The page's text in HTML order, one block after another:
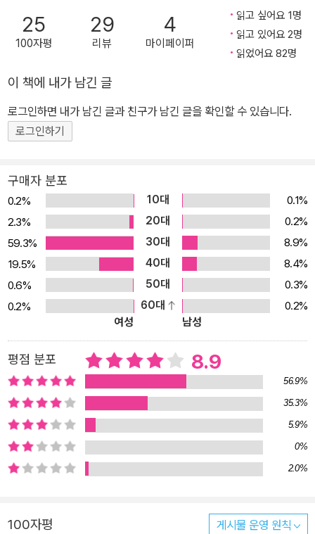
뮤니케이션을 가능케해주는 그것이다. 그 중에서도 아이들이 좋아하
는 그림책에는 몇 가지 종류가 있다. 어른들이 보기에는 무질서해 보
이고 혼란스러워 보일 정도의 복잡한 그림책이 그런 종류 중에 하나
그래서 복잡한 찾기 그림책에 열광할 수 있는지 모른다. 다양한 요소
를 갖춘 이야기와 찾기가 어울어진 그림책 그런 의미에서 <보물찾기
대모험>은 어린이들이 좋아할 수 있는 그림책의 요소를 골고루 갖춘
수작이다. 이야기의 구조는 매우 단조롭다. 주인공은 어린이들에게
어나가는 즉흥적인 이야기는 어렵지 않은 줄거리를 갖는다. 이야기의
소재는 보물찾기이다. 숨바꼭질 놀이중에 우연히 발견한 할아버지의
보물지도를 따라 모험에 나선다. 무언가 조작하고 만들기를 좋아하는
어린이들의 성향에 맞게 직접 비행기를 만들어 모험에 나선다는 설정
도 재미있다. 보물찾기 과정에서는 길찾기, 숨은 그림 찾기의 단초들
이 그림 곳곳에서 눈에 띈다. 주된 줄거리는 하나지만 책장을 하나 하
나 넘기면서 여러가지 숨겨진 캐릭터와 이야기를 만날 수 있다. 하지
만 이야기 속 문장에서 중간중간 던져주는 질문과 숙제는 생각처럼
쉽지는 않다. 관찰력이 요구된다. 보물찾기 이야기 속에서 숨은 그림
찾기의 묘미를 느낄 수 있다. 이 책이 주는 또 하나의 재미는 그림 속
에서 수도 없이 많은 문장을 만들 수 있다는 것이다. 세 동물 친구가
펼치는 보물찾기 이야기 말고도 숨은 이야기가 많다. 때로는 간단한
문장이 될 수도 있고, 줄거리가 있는 이야기도 만들어 낼 수 있다. 창
의력이 요구된다. 관찰력과 창의력이 필요한, 또는 책장을 넘기면서
자연스럽게 관찰력과 창의력이 길러지는 것이 이 책의 장점이다. 이
책을 그린 작가 헨드리크 요나스는 여러 장치들을 두서 없을 정도로
마리와 줄거리를 제공해 준 것은 다름아닌 그의 어린 아들과 딸이었
25
100자평
29
리뷰
4
마이페이퍼
읽고 싶어요 1명
읽고 있어요 2명
읽었어요 82명
이 책에 내가 남긴 글
로그인하면 내가 남긴 글과 친구가 남긴 글을 확인할 수 있습니다.
로그인하기
구매자 분포
0.2% 10대
0.1%
2.3%
20대
0.2%
59.3%
30대
8.9%
19.5%
40대
8.4%
0.6%
50대
0.3%
0.2%
60대
0.2%
여성
남성
평점 분포 8.9
56.9%
35.3%
5.9%
0%
2.0%
100자평 게시물 운영 원칙